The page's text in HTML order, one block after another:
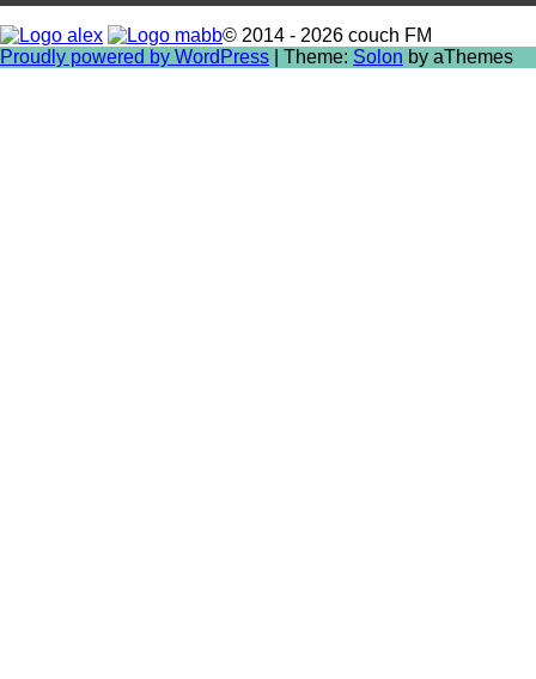
© 2014 - 2026 couch FM
Proudly powered by WordPress
Theme: Solon by aThemes